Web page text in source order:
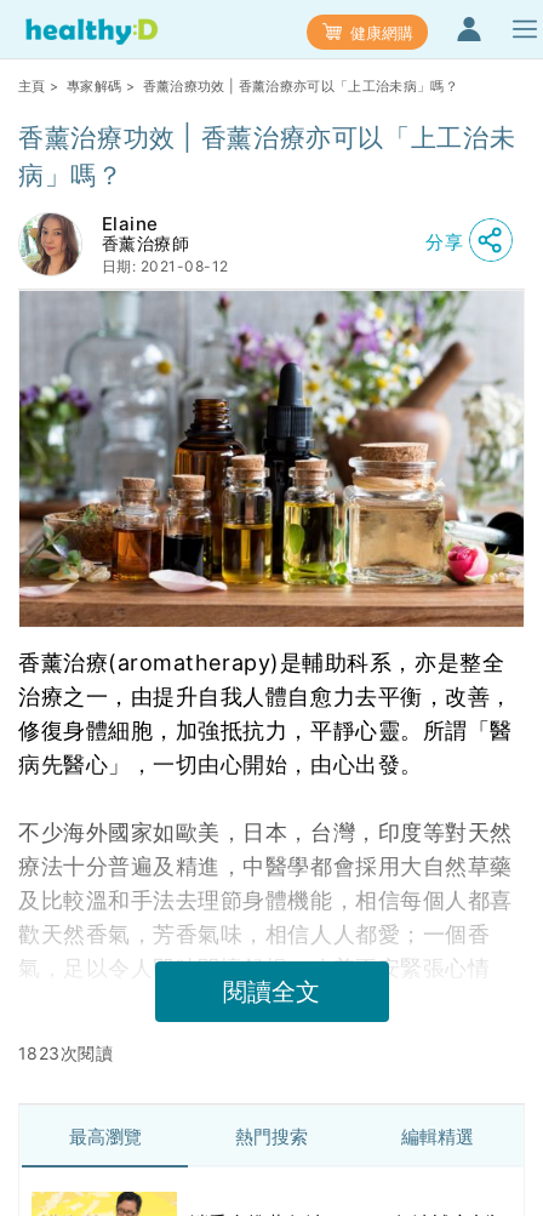
健康網購
主頁 > 專家解碼 > 香薰治療功效 | 香薰治療亦可以「上工治未病」嗎？
香薰治療功效 | 香薰治療亦可以「上工治未
病」嗎？
Elaine
香薰治療師
日期: 2021-08-12
分享
香薰治療(aromatherapy)是輔助科系，亦是整全
治療之一，由提升自我人體自愈力去平衡，改善，
修復身體細胞，加強抵抗力，平靜心靈。所謂「醫
病先醫心」，一切由心開始，由心出發。
不少海外國家如歐美，日本，台灣，印度等對天然
療法十分普遍及精進，中醫學都會採用大自然草藥
及比較溫和手法去理節身體機能，相信每個人都喜
歡天然香氣，芳香氣味，相信人人都愛；一個香
氣，足以令人即時開懷舒暢，改善不安緊張心情
閱讀全文
1823次閱讀
最高瀏覽 熱門搜索 編輯精選